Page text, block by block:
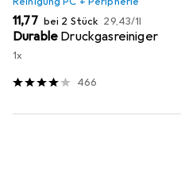
EUR
11,77 bei 2 Stück EUR
29,43/1l
Durable Druckgasreiniger
1x
466